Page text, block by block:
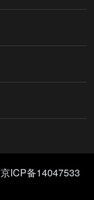
京ICP备14047533